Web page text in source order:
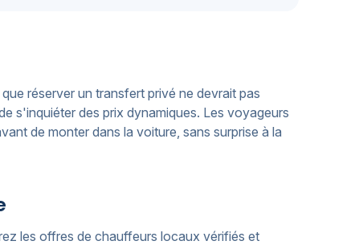
réserver un transfert privé ne devrait pas
s'inquiéter des prix dynamiques. Les voyageurs
de monter dans la voiture, sans surprise à la
les offres de chauffeurs locaux vérifiés et